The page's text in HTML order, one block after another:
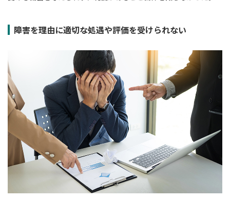
障害を理由に適切な処遇や評価を受けられない